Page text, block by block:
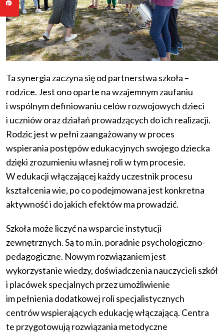
Ta synergia zaczyna się od partnerstwa szkoła –
rodzice. Jest ono oparte na wzajemnym zaufaniu
i wspólnym definiowaniu celów rozwojowych dzieci
i uczniów oraz działań prowadzących do ich realizacji.
Rodzic jest w pełni zaangażowany w proces
wspierania postępów edukacyjnych swojego dziecka
dzięki zrozumieniu własnej roli w tym procesie.
W edukacji włączającej każdy uczestnik procesu
kształcenia wie, po co podejmowana jest konkretna
aktywność i do jakich efektów ma prowadzić.
Szkoła może liczyć na wsparcie instytucji
zewnętrznych. Są to m.in. poradnie psychologiczno-
pedagogiczne. Nowym rozwiązaniem jest
wykorzystanie wiedzy, doświadczenia nauczycieli szkół
i placówek specjalnych przez umożliwienie
im pełnienia dodatkowej roli specjalistycznych
centrów wspierających edukację włączającą. Centra
te przygotowują rozwiązania metodyczne